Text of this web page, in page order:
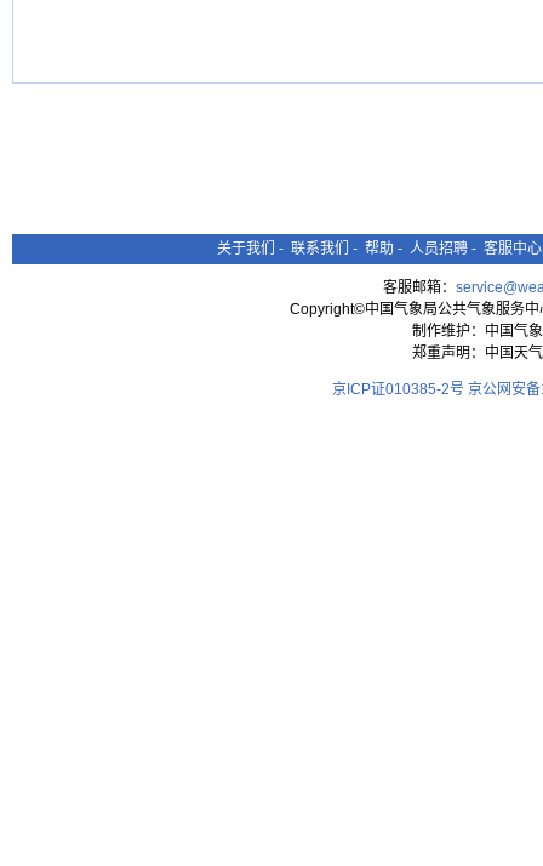
关于我们 - 联系我们 - 帮助 - 人员招聘 - 客服中心
客服邮箱：
Copyright©中国气象局公共气象服务
制作维护：中国气
郑重声明：中国天
京ICP证010385-2号 京公网安